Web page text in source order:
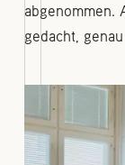
abgenommen.
gedacht,